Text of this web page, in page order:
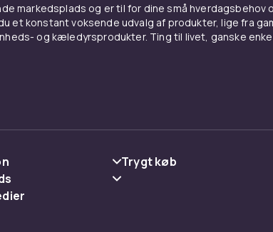
markedsplads og er til for dine små hverdagsbehov
et konstant voksende udvalg af produkter, lige fra
og kæledyrsprodukter. Ting til livet, ganske
Trygt køb